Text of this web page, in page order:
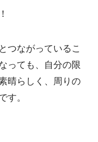
つながっているこ
っても、自分の限
晴らしく、周りの
す。